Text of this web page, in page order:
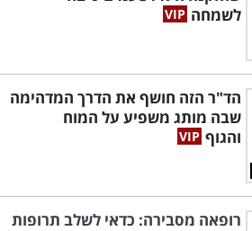
לשמחה
הד"ר הזה חושף את הדרך המדהימה
שבה מותג משפיע על המוח
והגוף
רופאה מסבירה: כדאי לשלב תרופות